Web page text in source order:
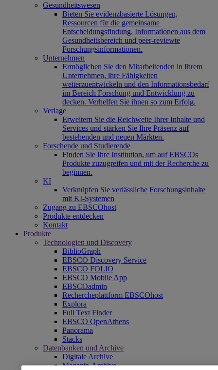
Gesundheitswesen
Bieten Sie evidenzbasierte Lösungen,
Ressourcen für die gemeinsame
Entscheidungsfindung, Informationen aus dem
Gesundheitsbereich und peer-reviewte
Forschungsinformationen.
Unternehmen
Ermöglichen Sie den Mitarbeitenden in Ihrem
Unternehmen, ihre Fähigkeiten
weiterzuentwickeln und den Informationsbedarf
im Bereich Forschung und Entwicklung zu
decken. Verhelfen Sie ihnen so zum Erfolg.
Verlage
Erweitern Sie die Reichweite Ihrer Inhalte und
Services und stärken Sie Ihre Präsenz auf
bestehenden und neuen Märkten.
Forschende und Studierende
Finden Sie Ihre Institution, um auf EBSCOs
Produkte zuzugreifen und mit der Recherche zu
beginnen.
KI
Verknüpfen Sie verlässliche Forschungsinhalte
mit KI-Systemen
Zugang zu EBSCOhost
Produkte entdecken
Kontakt
Produkte
Technologien und Discovery
BiblioGraph
EBSCO Discovery Service
EBSCO FOLIO
EBSCO Mobile App
EBSCOadmin
Rechercheplattform EBSCOhost
Explora
Full Text Finder
EBSCO OpenAthens
Panorama
Stacks
Datenbanken und Archive
Digitale Archive
Magazin-Archive